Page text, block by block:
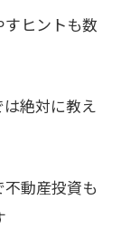
すヒントも数
絶対に教え
不動産投資も